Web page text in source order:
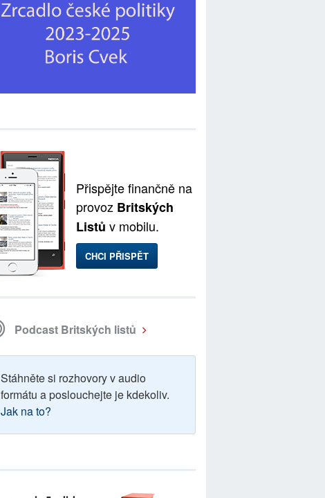
Přispějte finančně na
provoz Britských
Listů v mobilu.
CHCI PŘISPĚT
Podcast Britských listů
Stáhněte si rozhovory v audio
formátu a poslouchejte je kdekoliv.
Jak na to?